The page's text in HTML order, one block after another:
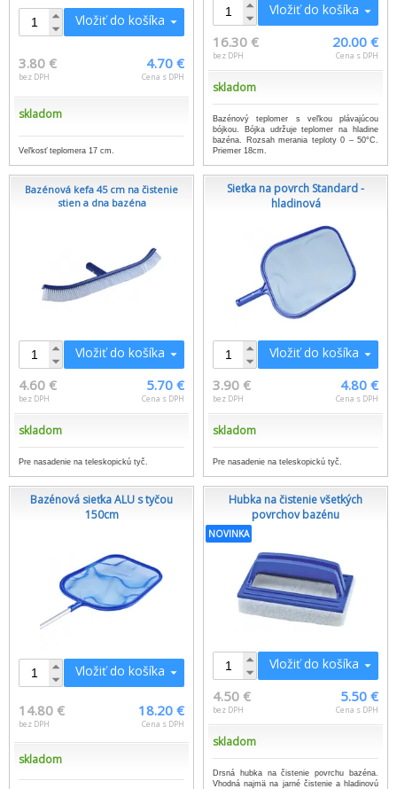
Vložiť do košíka
3.80 €
bez DPH
4.70 €
Cena s DPH
skladom
Veľkosť teplomera 17 cm.
Vložiť do košíka
16.30 €
bez DPH
20.00 €
Cena s DPH
skladom
Bazénový teplomer s veľkou plávajúcou
bójkou. Bójka udržuje teplomer na hladine
bazéna. Rozsah merania teploty 0 – 50°C.
Priemer 18cm.
Bazénová kefa 45 cm na čistenie
stien a dna bazéna
Vložiť do košíka
4.60 €
bez DPH
5.70 €
Cena s DPH
skladom
Pre nasadenie na teleskopickú tyč.
Sieťka na povrch Standard -
hladinová
Vložiť do košíka
3.90 €
bez DPH
4.80 €
Cena s DPH
skladom
Pre nasadenie na teleskopickú tyč.
Bazénová sieťka ALU s tyčou
150cm
Vložiť do košíka
14.80 €
bez DPH
18.20 €
Cena s DPH
skladom
Hubka na čistenie všetkých
povrchov bazénu
NOVINKA
Vložiť do košíka
4.50 €
bez DPH
5.50 €
Cena s DPH
skladom
Drsná hubka na čistenie povrchu bazéna.
Vhodná najmä na jarné čistenie a hladinovú